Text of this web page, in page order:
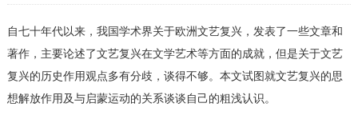
自七十年代以来，我国学术界关于欧洲文艺复兴，发表了一些文章和
著作，主要论述了文艺复兴在文学艺术等方面的成就，但是关于文艺
复兴的历史作用观点多有分歧，谈得不够。本文试图就文艺复兴的思
想解放作用及与启蒙运动的关系谈谈自己的粗浅认识。